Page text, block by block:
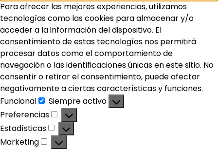
Para ofrecer las mejores experiencias, utilizamos
tecnologías como las cookies para almacenar y/o
acceder a la información del dispositivo. El
consentimiento de estas tecnologías nos permitirá
procesar datos como el comportamiento de
navegación o las identificaciones únicas en este sitio. No
consentir o retirar el consentimiento, puede afectar
negativamente a ciertas características y funciones.
Funcional
Siempre activo
Preferencias
Estadísticas
Marketing